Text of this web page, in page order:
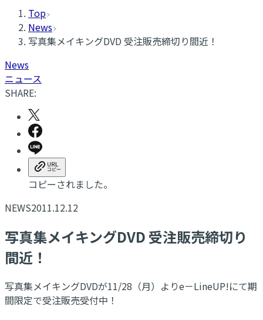
Top
News
写真集メイキングDVD 受注販売締切り間近！
News
ニュース
SHARE:
コピーされました。
NEWS2011.12.12
写真集メイキングDVD 受注販売締切り
間近！
写真集メイキングDVDが11/28（月）よりe－LineUP!にて期
間限定で受注販売受付中！